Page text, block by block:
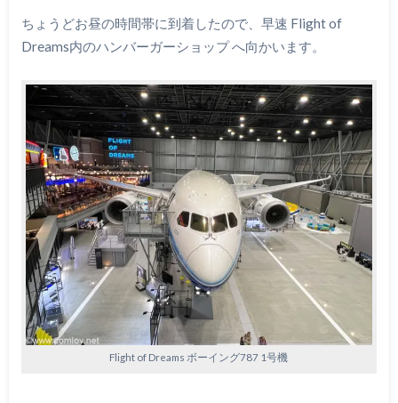
ちょうどお昼の時間帯に到着したので、早速 Flight of
Dreams内のハンバーガーショップ へ向かいます。
Flight of Dreams ボーイング787 1号機